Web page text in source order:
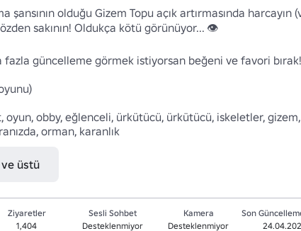
olduğu Gizem Topu açık artırmasında
sakının! Oldukça kötü görünüyor... 👁️
fazla güncelleme görmek istiyorsan beğeni ve favori
obby, eğlenceli, ürkütücü, ürkütücü, iskeletler,
orman, karanlık
ve üstü
Ziyaretler
1,404
Sesli Sohbet
Desteklenmiyor
Kamera
Desteklenmiyor
Son